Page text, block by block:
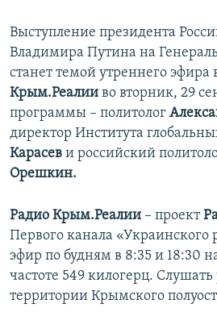
Все сайты RFE/RL
Выступление президента
Владимира Путина на
станет темой утреннего эфира
Крым.Реалии во вторник, 29
программы – политолог
директор Института
Карасев и российский
Орешкин.
Радио Крым.Реалии – проект
Первого канала «Украинского
эфир по будням в 8:35 и 18:30
частоте 549 килогерц.
территории Крымского